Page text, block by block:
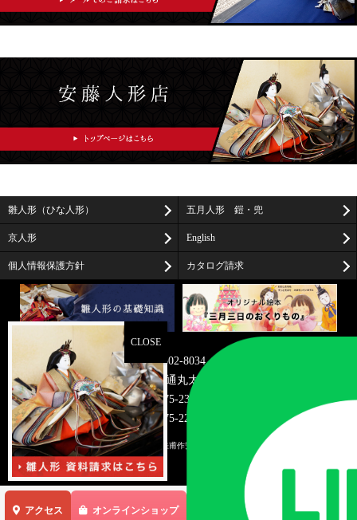
雛人形（ひな人形） 五月人形 鎧・兜
京人形 English
個人情報保護方針 カタログ請求
〒602-8034
京都市上京区油小路通丸太町上る米屋町273-2
TEL075-231-7466
FAX075-221-0583
© 2026雛人形・京雛・京人形の桂甫作安藤人形店/京都 . All rights reserved.
アクセス オンラインショップ